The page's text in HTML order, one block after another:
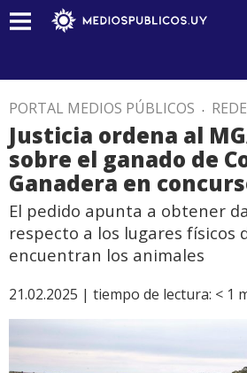
PORTAL MEDIOS PÚBLICOS .
Justicia ordena al
sobre el ganado de
Ganadera en
El pedido apunta a obtener
respecto a los lugares físicos
encuentran los animales
21.02.2025 | tiempo de lectura: < 1